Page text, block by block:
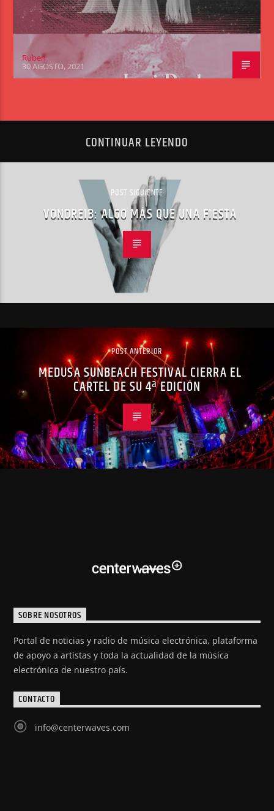
Ruben
30 AGOSTO, 2021
CONTINUAR LEYENDO
POST SIGUIENTE
VONDREIB: ALGO MÁS QUE UNA FIESTA
POST ANTERIOR
MEDUSA SUNBEACH FESTIVAL CIERRA EL
CARTEL DE SU 4ª EDICIÓN
SOBRE NOSOTROS
Portal de noticias y radio de música electrónica, plataforma
de apoyo a artistas y toda la actualidad de la música
electrónica de nuestro país.
CONTACTO
info@centerwaves.com